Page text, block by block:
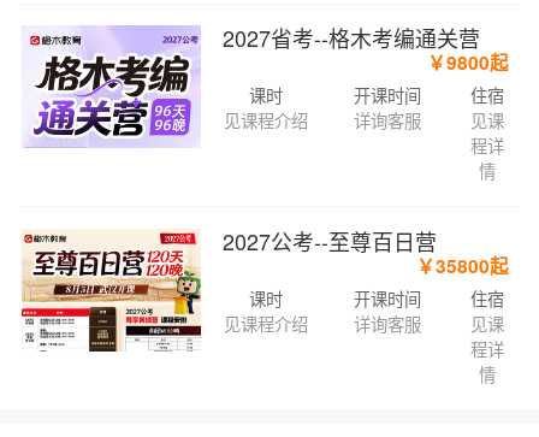
2027省考--格木考编通关营
￥9800起
课时
见课程介绍
开课时间
详询客服
住宿
见课
程详
情
2027公考--至尊百日营
￥35800起
课时
见课程介绍
开课时间
详询客服
住宿
见课
程详
情